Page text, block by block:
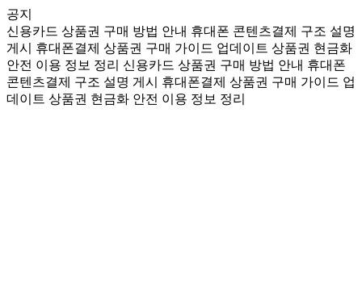
공지
신용카드 상품권 구매 방법 안내 휴대폰 콘텐츠결제 구조 설명
게시
휴대폰결제 상품권 구매 가이드 업데이트 상품권 현금화
안전 이용 정보 정리 신용카드 상품권 구매 방법 안내 휴대폰
콘텐츠결제 구조 설명 게시
휴대폰결제 상품권 구매 가이드 업
데이트 상품권 현금화 안전 이용 정보 정리